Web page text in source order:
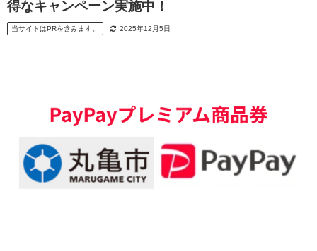
得なキャンペーン実施中！
当サイトはPRを含みます。 2025年12月5日